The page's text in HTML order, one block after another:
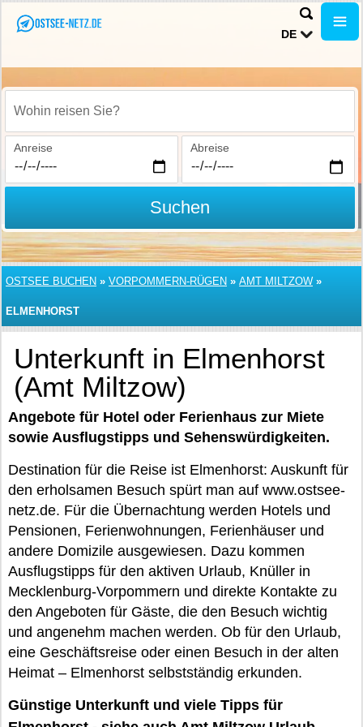
DE
Wohin reisen Sie?
Anreise Abreise
Suchen
OSTSEE BUCHEN » VORPOMMERN-RÜGEN » AMT MILTZOW »
ELMENHORST
Unterkunft in Elmenhorst
(Amt Miltzow)
Angebote für Hotel oder Ferienhaus zur Miete
sowie Ausflugstipps und Sehenswürdigkeiten.
Destination für die Reise ist Elmenhorst: Auskunft für
den erholsamen Besuch spürt man auf www.ostsee-
netz.de. Für die Übernachtung werden Hotels und
Pensionen, Ferienwohnungen, Ferienhäuser und
andere Domizile ausgewiesen. Dazu kommen
Ausflugstipps für den aktiven Urlaub, Knüller in
Mecklenburg-Vorpommern und direkte Kontakte zu
den Angeboten für Gäste, die den Besuch wichtig
und angenehm machen werden. Ob für den Urlaub,
eine Geschäftsreise oder einen Besuch in der alten
Heimat – Elmenhorst selbstständig erkunden.
Günstige Unterkunft und viele Tipps für